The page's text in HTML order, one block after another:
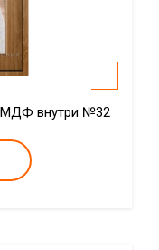
МДФ внутри №32